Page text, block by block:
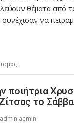
θέματα από
να
ποιήτρια
το
admin admin